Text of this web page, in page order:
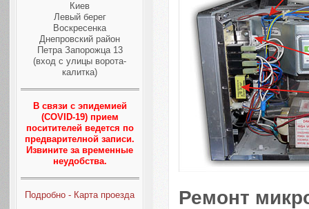
Киев
Левый берег
Воскресенка
Днепровский район
Петра Запорожца 13
(вход с улицы ворота-
калитка)
В связи с эпидемией
(COVID-19) прием
поситителей ведется по
предварителной записи.
Извините за временные
неудобства.
Подробно - Карта проезда Ремонт